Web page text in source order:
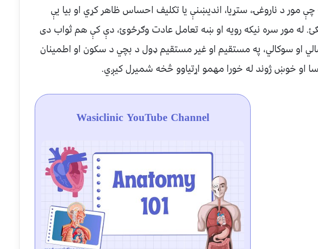
مور د ناروغۍ، ستړیا، اندیښنې یا تکلیف احساس ظاهر کړي او بیا یې
له مور سره نیکه رویه او ښه تعامل عادت وګرځوئ، دې کې هم ثواب دی
او سوکالي، په مستقیم او غیر مستقیم ډول د بچي د سکون او اطمینان
او خوښ ژوند له خورا مهمو اړتیاوو څخه شمیرل کیږي.
Wasiclinic YouTube Channel